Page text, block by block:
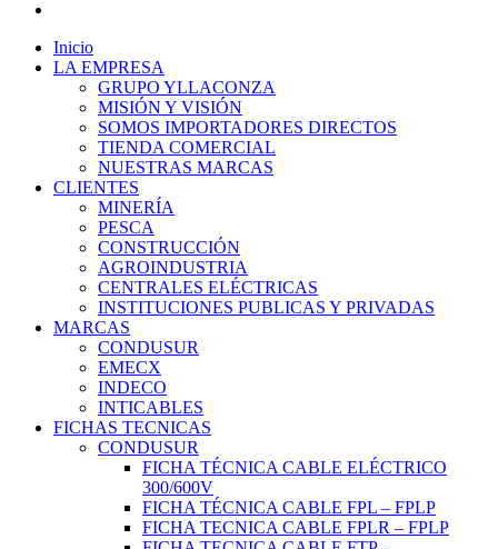
Inicio
LA EMPRESA
GRUPO YLLACONZA
MISIÓN Y VISIÓN
SOMOS IMPORTADORES DIRECTOS
TIENDA COMERCIAL
NUESTRAS MARCAS
CLIENTES
MINERÍA
PESCA
CONSTRUCCIÓN
AGROINDUSTRIA
CENTRALES ELÉCTRICAS
INSTITUCIONES PUBLICAS Y PRIVADAS
MARCAS
CONDUSUR
EMECX
INDECO
INTICABLES
FICHAS TECNICAS
CONDUSUR
FICHA TÉCNICA CABLE ELÉCTRICO
300/600V
FICHA TÉCNICA CABLE FPL – FPLP
FICHA TECNICA CABLE FPLR – FPLP